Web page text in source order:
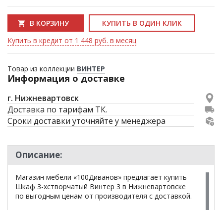
В КОРЗИНУ
КУПИТЬ В ОДИН КЛИК
Купить в кредит от 1 448 руб. в месяц
Товар из коллекции ВИНТЕР
Информация о доставке
г. Нижневартовск
Доставка по тарифам ТК.
Сроки доставки уточняйте у менеджера
Описание:
Магазин мебели «100Диванов» предлагает купить
Шкаф 3-хстворчатый Винтер 3 в Нижневартовске
по выгодным ценам от производителя с доставкой.